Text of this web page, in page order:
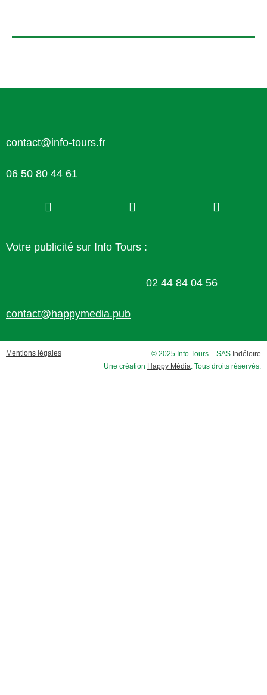
contact@info-tours.fr
06 50 80 44 61
Votre publicité sur Info Tours :
02 44 84 04 56
contact@happymedia.pub
Mentions légales © 2025 Info Tours – SAS Indéloire
Une création Happy Média . Tous droits réservés.